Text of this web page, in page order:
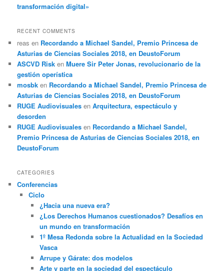
transformación digital»
RECENT COMMENTS
reas en Recordando a Michael Sandel, Premio Princesa de
Asturias de Ciencias Sociales 2018, en DeustoForum
ASCVD Risk enMuere Sir Peter Jonas, revolucionario de la
gestión operística
mosbk en Recordando a Michael Sandel, Premio Princesa de
Asturias de Ciencias Sociales 2018, en DeustoForum
RUGE Audiovisuales enArquitectura, espectáculo y
desorden
RUGE Audiovisuales en Recordando a Michael Sandel,
Premio Princesa de Asturias de Ciencias Sociales 2018, en
DeustoForum
CATEGORIES
Conferencias
Ciclo
¿Hacia una nueva era?
¿Los Derechos Humanos cuestionados? Desafíos en
un mundo en transformación
1º Mesa Redonda sobre la Actualidad en la Sociedad
Vasca
Arrupe y Gárate: dos modelos
Arte y parte en la sociedad del espectáculo